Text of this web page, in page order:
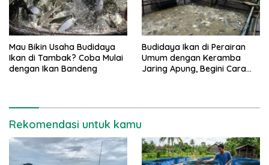
Mau Bikin Usaha Budidaya
Ikan di Tambak? Coba Mulai
dengan Ikan Bandeng
Budidaya Ikan di Perairan
Umum dengan Keramba
Jaring Apung, Begini Cara
Rekomendasi untuk kamu